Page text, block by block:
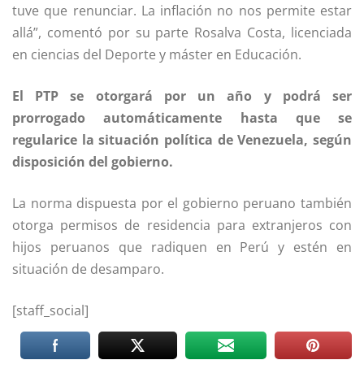
tuve que renunciar. La inflación no nos permite estar
allá”, comentó por su parte Rosalva Costa, licenciada
en ciencias del Deporte y máster en Educación.
El PTP se otorgará por un año y podrá ser
prorrogado automáticamente hasta que se
regularice la situación política de Venezuela, según
disposición del gobierno.
La norma dispuesta por el gobierno peruano también
otorga permisos de residencia para extranjeros con
hijos peruanos que radiquen en Perú y estén en
situación de desamparo.
[staff_social]